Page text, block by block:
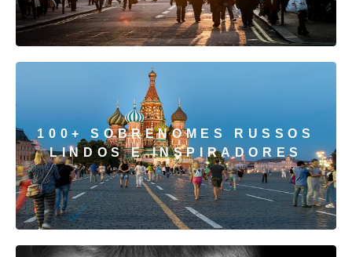
100+ SOBRENOMES RUSSOS
LINDOS E INSPIRADORES